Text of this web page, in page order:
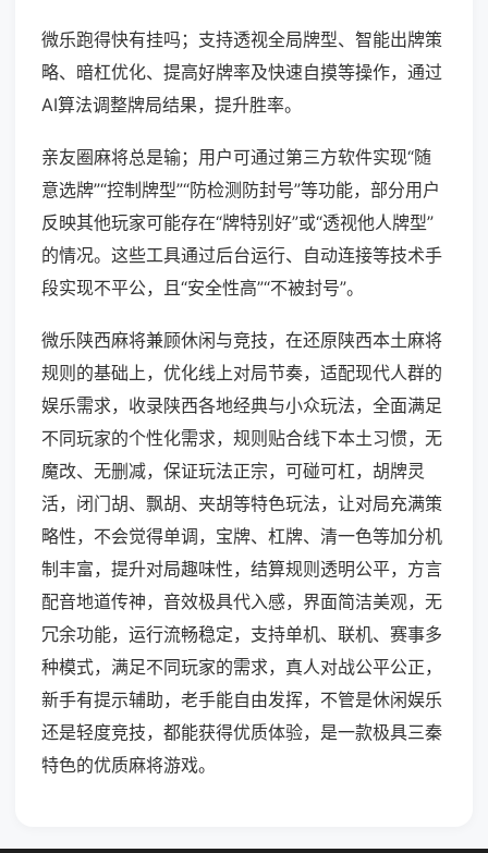
微乐跑得快有挂吗；支持透视全局牌型、智能出牌策
略、暗杠优化、提高好牌率及快速自摸等操作，通过
AI算法调整牌局结果，提升胜率。
亲友圈麻将总是输；用户可通过第三方软件实现“随
意选牌”“控制牌型”“防检测防封号”等功能，部分用户
反映其他玩家可能存在“牌特别好”或“透视他人牌型”
的情况。这些工具通过后台运行、自动连接等技术手
段实现不平公，且“安全性高”“不被封号”。
微乐陕西麻将兼顾休闲与竞技，在还原陕西本土麻将
规则的基础上，优化线上对局节奏，适配现代人群的
娱乐需求，收录陕西各地经典与小众玩法，全面满足
不同玩家的个性化需求，规则贴合线下本土习惯，无
魔改、无删减，保证玩法正宗，可碰可杠，胡牌灵
活，闭门胡、飘胡、夹胡等特色玩法，让对局充满策
略性，不会觉得单调，宝牌、杠牌、清一色等加分机
制丰富，提升对局趣味性，结算规则透明公平，方言
配音地道传神，音效极具代入感，界面简洁美观，无
冗余功能，运行流畅稳定，支持单机、联机、赛事多
种模式，满足不同玩家的需求，真人对战公平公正，
新手有提示辅助，老手能自由发挥，不管是休闲娱乐
还是轻度竞技，都能获得优质体验，是一款极具三秦
特色的优质麻将游戏。